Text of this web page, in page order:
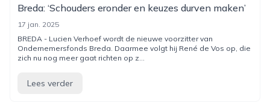
Breda: ‘Schouders eronder en keuzes durven maken’
17 jan. 2025
BREDA - Lucien Verhoef wordt de nieuwe voorzitter van
Ondernemersfonds Breda. Daarmee volgt hij René de Vos op, die
zich nu nog meer gaat richten op z...
Lees verder